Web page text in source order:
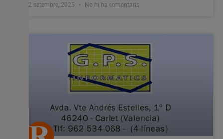
12 setembre, 2025 No hi ha comentaris